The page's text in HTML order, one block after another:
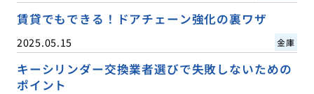
賃貸でもできる！ドアチェーン強化の裏ワザ
2025.05.15 金庫
キーシリンダー交換業者選びで失敗しないための
ポイント